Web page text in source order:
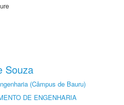
Souza
(Câmpus de Bauru)
DE ENGENHARIA